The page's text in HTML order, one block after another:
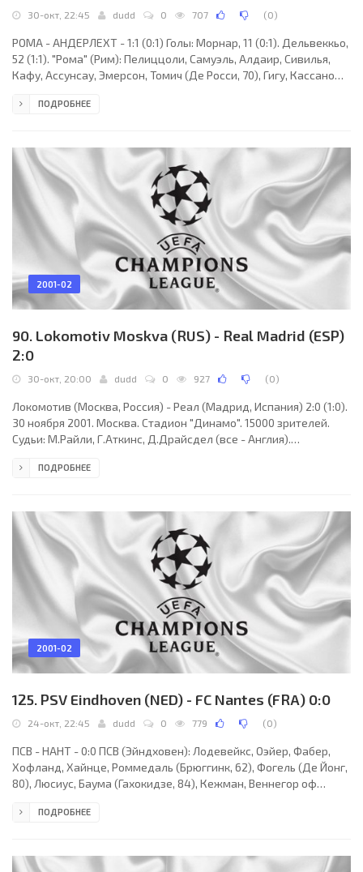
30-окт, 22:45 dudd 0 707 (0)
РОМА - АНДЕРЛЕХТ - 1:1 (0:1) Голы: Морнар, 11 (0:1). Дельвеккьо,
52 (1:1). "Рома" (Рим): Пелиццоли, Самуэль, Алдаир, Сивилья,
Кафу, Ассунсау, Эмерсон, Томич (Де Росси, 70), Гигу, Кассано
Крассон (Ойен, 46), Илич, Де Бук, Траоре, Хендрикс (Ван Хут,
Рим. "Стадио Олимпико". 40 000 зрителей.
ПОДРОБНЕЕ
2001-02
90. Lokomotiv Moskva (RUS) - Real Madrid (ESP)
2:0
30-окт, 20:00 dudd 0 927 (0)
Локомотив (Москва, Россия) - Реал (Мадрид, Испания) 2:0 (1:0).
30 ноября 2001. Москва. Стадион "Динамо". 15000 зрителей.
Судьи: М.Райли, Г.Аткинс, Д.Драйсдел (все - Англия).
Игнашевич, Черевченко (Дроздов, 78), Маминов, Сенников,
Макелеле (Рубен, 72), Солари, Макманаман (Вальдо, 61),
Мунитис, Морьентес (Аранда, 61). Голы: Бузникин
ПОДРОБНЕЕ
2001-02
125. PSV Eindhoven (NED) - FC Nantes (FRA) 0:0
24-окт, 22:45 dudd 0 779 (0)
ПСВ - НАНТ - 0:0 ПСВ (Эйндховен): Лодевейкс, Оэйер, Фабер,
Хофланд, Хайнце, Роммедаль (Брюггинк, 62), Фогель (Де Йонг,
80), Люсиус, Баума (Гахокидзе, 84), Кежман, Веннегор оф
Роша, Берсон (Савино, 46), Зиани, Джемба, Кент (Дерофф, 83),
(Германия). 24 октября. Эйндховен. Стадион "Филипс". 30 000
ПОДРОБНЕЕ